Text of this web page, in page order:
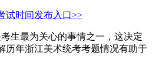
试时间发布入口>>
生最为关心的事情之一，这决定
历年浙江美术统考考题情况有助于